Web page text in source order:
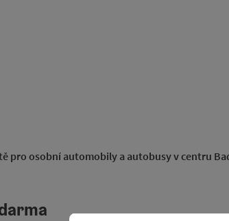
pro osobní automobily a autobusy v centru